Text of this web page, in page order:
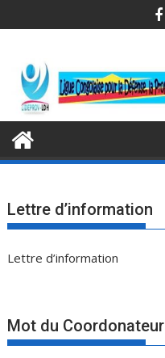
to
Lettre d’information
Lettre d’information
Mot du Coordonateur